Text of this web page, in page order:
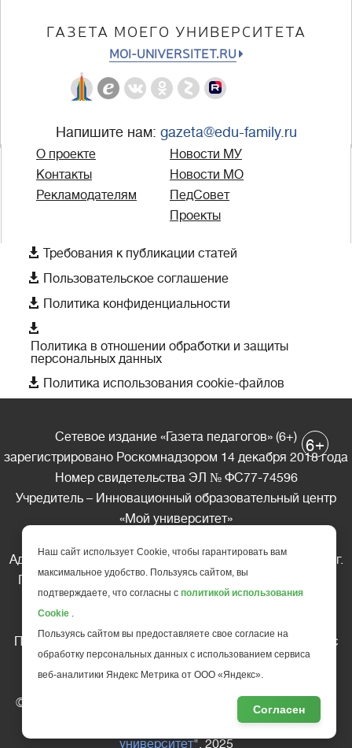
ГАЗЕТА МОЕГО УНИВЕРСИТЕТА
MOI-UNIVERSITET.RU
Напишите нам: gazeta@edu-family.ru
О проекте
Контакты
Рекламодателям
Новости МУ
Новости МО
ПедСовет
Проекты
 Требования к публикации статей
 Пользовательское соглашение
 Политика конфиденциальности

Политика в отношении обработки и защиты
персональных данных
 Политика использования cookie-файлов
Сетевое издание «Газета педагогов» (6+)
зарегистрировано Роскомнадзором 14 декабря 2018 года
Номер свидетельства ЭЛ № ФС77-74596
Учредитель – Инновационный образовательный центр
«Мой университет»
Адрес редакции: 185035 Россия, Республика Карелия, г.
Петрозаводск, ул. Фридриха Энгельса д.10, офис 211
Телефон редакции: +7 (499) 685-10-45
Перепечатка материалов газеты допускается только c
письменного разрешения редакции
Ссылка на «Газету педагогов» обязательна.
© АНО ДПО "Инновационный образовательный центр
повышения квалификации и переподготовки "Мой
университет", 2025
6+
Наш сайт использует Cookie, чтобы гарантировать вам
максимальное удобство. Пользуясь сайтом, вы
подтверждаете, что согласны с политикой использования
Cookie .
Пользуясь сайтом вы предоставляете свое согласие на
обработку персональных данных с использованием сервиса
веб-аналитики Яндекс Метрика от ООО «Яндекс».
Согласен